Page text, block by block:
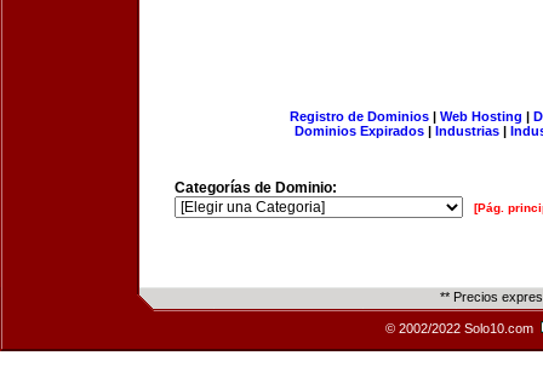
Registro de Dominios| Web Hosting |
Dominios Expirados | Industrias |
Categorías de Dominio:
[Pág.
** Precios
© 2002/2022 Solo10.com